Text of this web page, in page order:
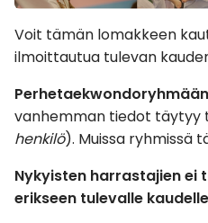
Voit tämän lomakkeen
ilmoittautua tulevan
Perhetaekwondoryhmään
vanhemman tiedot täytyy
henkilö). Muissa ryhmissä
Nykyisten harrastajien
erikseen tulevalle